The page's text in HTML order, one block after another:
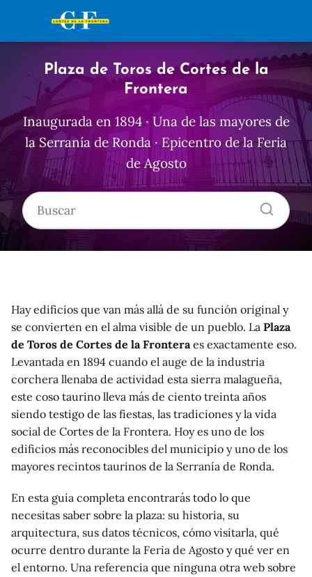
Plaza de Toros de Cortes de la
Frontera
Inaugurada en 1894 · Una de las mayores de
la Serranía de Ronda · Epicentro de la Feria
de Agosto
Hay edificios que van más allá de su función original y
se convierten en el alma visible de un pueblo. La Plaza
de Toros de Cortes de la Fronteraes exactamente eso.
Levantada en 1894 cuando el auge de la industria
corchera llenaba de actividad esta sierra malagueña,
este coso taurino lleva más de ciento treinta años
siendo testigo de las fiestas, las tradiciones y la vida
social de Cortes de la Frontera. Hoy es uno de los
edificios más reconocibles del municipio y uno de los
mayores recintos taurinos de la Serranía de Ronda.
En esta guía completa encontrarás todo lo que
necesitas saber sobre la plaza: su historia, su
arquitectura, sus datos técnicos, cómo visitarla, qué
ocurre dentro durante la Feria de Agosto y qué ver en
el entorno. Una referencia que ninguna otra web sobre